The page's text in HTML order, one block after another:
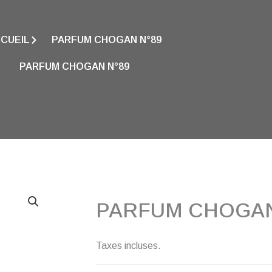
PARFUM CHOGAN N°89
PARFUM CHOGAN N°89
PARFUM
Taxes incluses.